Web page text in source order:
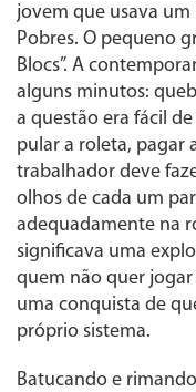
jovem que usava um
Pobres. O pequeno
Blocs”. A
alguns minutos:
a questão era fácil
pular a roleta, pagar
trabalhador deve
olhos de cada um
adequadamente na
significava uma
quem não quer jogar
uma conquista de
próprio sistema.
Batucando e